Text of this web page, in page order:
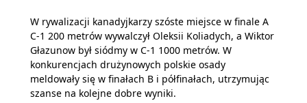
W rywalizacji kanadyjkarzy szóste miejsce w finale A
C-1 200 metrów wywalczył Oleksii Koliadych, a Wiktor
Głazunow był siódmy w C-1 1000 metrów. W
konkurencjach drużynowych polskie osady
meldowały się w finałach B i półfinałach, utrzymując
szanse na kolejne dobre wyniki.